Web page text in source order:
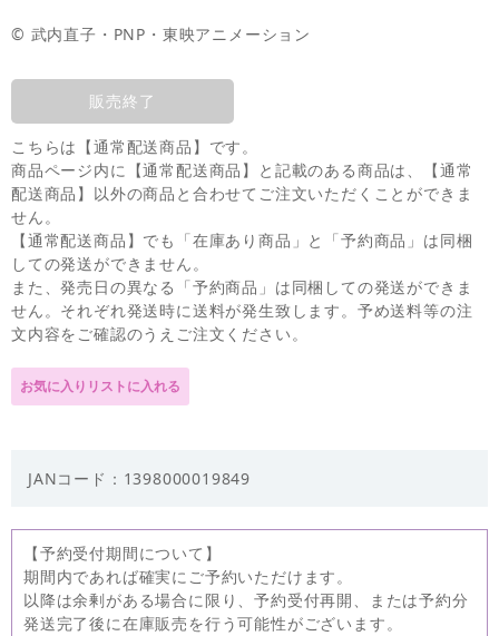
© 武内直子・PNP・東映アニメーション
販売終了
こちらは【通常配送商品】です。
商品ページ内に【通常配送商品】と記載のある商品は、【通常
配送商品】以外の商品と合わせてご注文いただくことができま
せん。
【通常配送商品】でも「在庫あり商品」と「予約商品」は同梱
しての発送ができません。
また、発売日の異なる「予約商品」は同梱しての発送ができま
せん。それぞれ発送時に送料が発生致します。予め送料等の注
文内容をご確認のうえご注文ください。
JANコード：1398000019849
【予約受付期間について】
期間内であれば確実にご予約いただけます。
以降は余剰がある場合に限り、予約受付再開、または予約分
発送完了後に在庫販売を行う可能性がございます。